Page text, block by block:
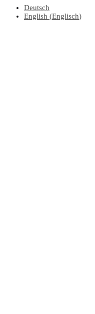
Deutsch
English (Englisch)